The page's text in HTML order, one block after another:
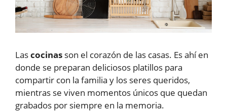
Lascocinas son el corazón de las casas. Es ahí en
donde se preparan deliciosos platillos para
compartir con la familia y los seres queridos,
mientras se viven momentos únicos que quedan
grabados por siempre en la memoria.